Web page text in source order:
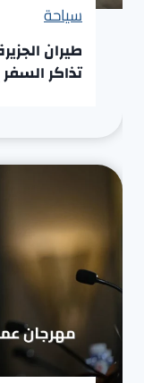
سياحة
تذاكر